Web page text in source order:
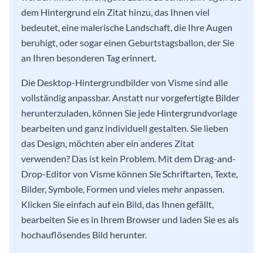
dem Hintergrund ein Zitat hinzu, das Ihnen viel
bedeutet, eine malerische Landschaft, die Ihre Augen
beruhigt, oder sogar einen Geburtstagsballon, der Sie
an Ihren besonderen Tag erinnert.
Die Desktop-Hintergrundbilder von Visme sind alle
vollständig anpassbar. Anstatt nur vorgefertigte Bilder
herunterzuladen, können Sie jede Hintergrundvorlage
bearbeiten und ganz individuell gestalten. Sie lieben
das Design, möchten aber ein anderes Zitat
verwenden? Das ist kein Problem. Mit dem Drag-and-
Drop-Editor von Visme können Sie Schriftarten, Texte,
Bilder, Symbole, Formen und vieles mehr anpassen.
Klicken Sie einfach auf ein Bild, das Ihnen gefällt,
bearbeiten Sie es in Ihrem Browser und laden Sie es als
hochauflösendes Bild herunter.